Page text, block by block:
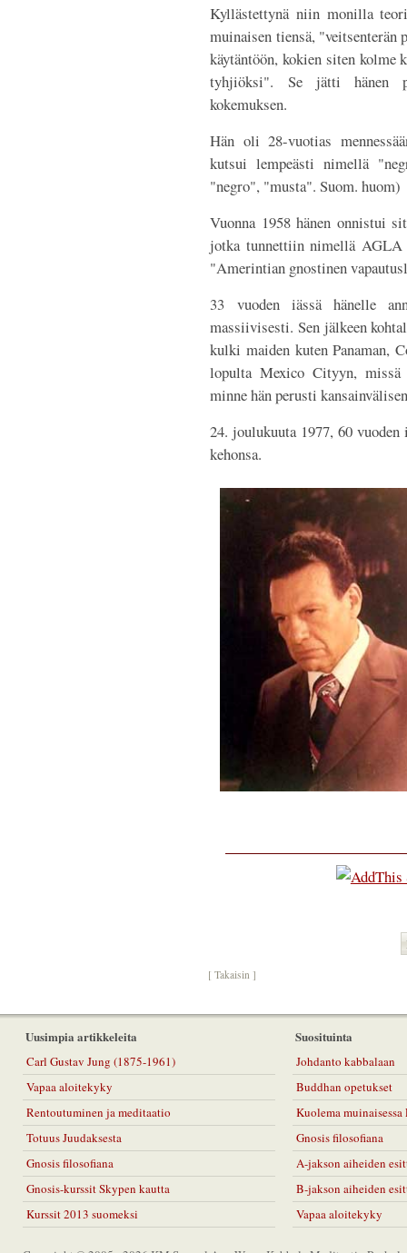
Kyllästettynä niin monilla
muinaisen tiensä, "veitsenterän
käytäntöön, kokien siten kolme
tyhjiöksi". Se jätti hänen
kokemuksen.
Hän oli 28-vuotias
kutsui lempeästi nimellä
"negro", "musta". Suom. huom)
Vuonna 1958 hänen onnistui
jotka tunnettiin nimellä AGLA
"Amerintian gnostinen
33 vuoden iässä hänelle
massiivisesti. Sen jälkeen
kulki maiden kuten Panaman,
lopulta Mexico Cityyn, missä
minne hän perusti
24. joulukuuta 1977, 60
kehonsa.
[ Takaisin ]
Uusimpia artikkeleita
Carl Gustav Jung (1875-1961)
Vapaa aloitekyky
Rentoutuminen ja meditaatio
Totuus Juudaksesta
Gnosis filosofiana
Gnosis-kurssit Skypen kautta
Kurssit 2013 suomeksi
Suosituinta
Johdanto kabbalaan
Buddhan opetukset
Kuolema muinaisessa
Gnosis filosofiana
A-jakson aiheiden
B-jakson aiheiden
Vapaa aloitekyky